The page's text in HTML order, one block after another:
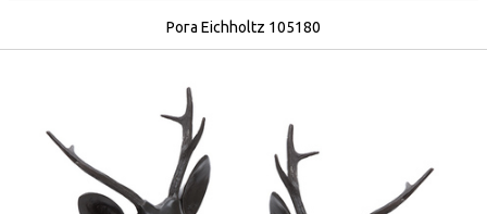
Рога Eichholtz 105180